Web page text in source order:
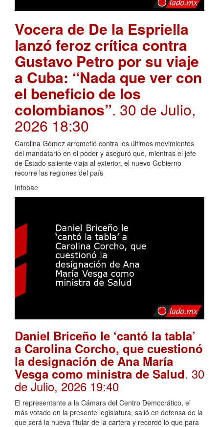
Vocera de De la Espriella
lanzó feroz crítica contra
Gustavo Petro por su viaje
a Cuba: “Nada que ver con
el beneficio de los
colombianos”. 30 de Julio,
2026 18:30
Carolina Gómez arremetió contra los últimos movimientos
del mandatario en el poder y aseguró que, mientras el jefe
de Estado saliente viaja al exterior, el nuevo Gobierno
recorre las regiones del país
Infobae
Daniel Briceño le ‘cantó la tabla’
a Carolina Corcho, que cuestionó
la designación de Ana María
Vesga como ministra de Salud. 30
de Julio, 2026 19:40
El representante a la Cámara del Centro Democrático, el
más votado en la presente legislatura, salió en defensa de la
que será la nueva titular de la cartera y recordó lo que para